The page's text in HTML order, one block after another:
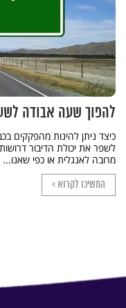
להפוך שעה אבודה
כיצד ניתן להינות מהפקקים
לשפר את יכולת הדיבור
מרובה לאנגלית או כפי שאנו...
המשיכו לקרוא >